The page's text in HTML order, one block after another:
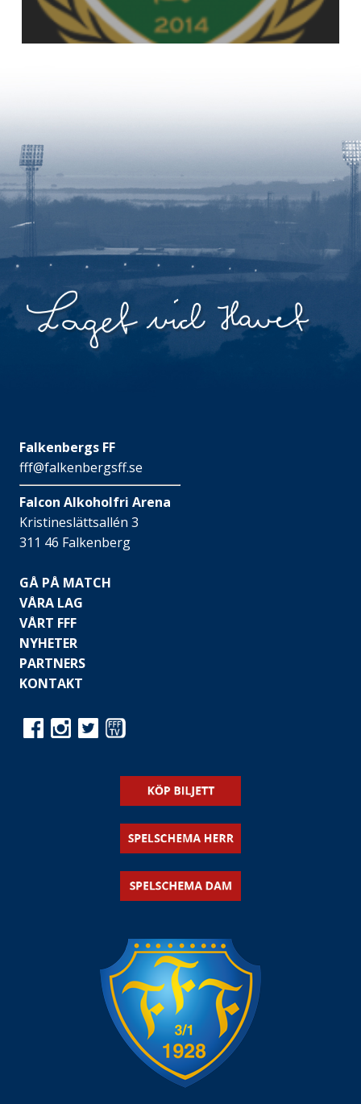
Falkenbergs FF
fff@falkenbergsff.se
Falcon Alkoholfri Arena
Kristineslättsallén 3
311 46 Falkenberg
GÅ PÅ MATCH
VÅRA LAG
VÅRT FFF
NYHETER
PARTNERS
KONTAKT